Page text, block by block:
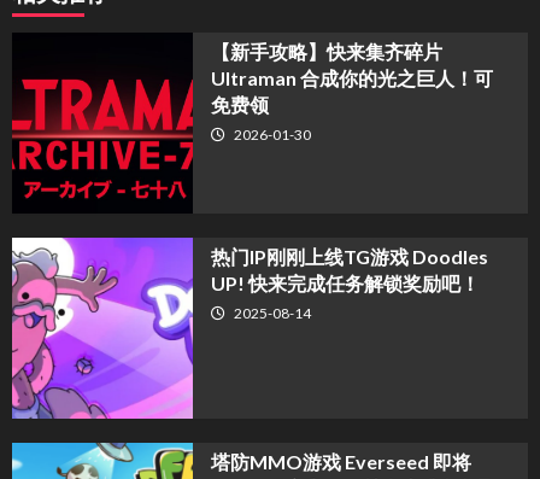
【新手攻略】快来集齐碎片
Ultraman 合成你的光之巨人！可
免费领
2026-01-30
热门IP刚刚上线TG游戏 Doodles
UP! 快来完成任务解锁奖励吧！
2025-08-14
塔防MMO游戏 Everseed 即将